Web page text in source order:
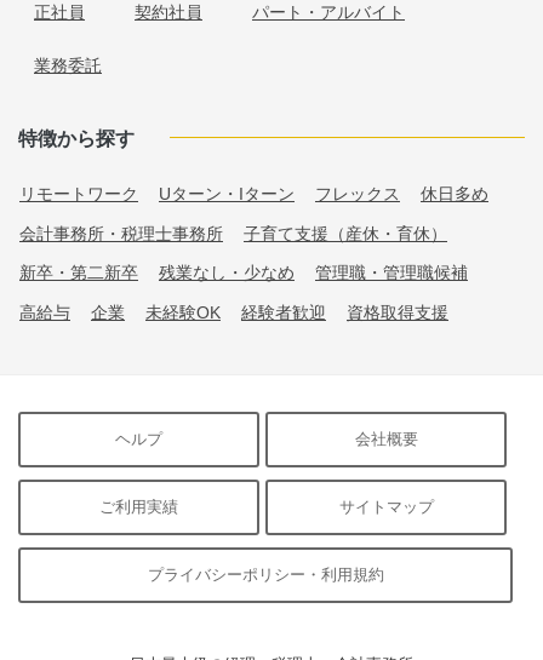
正社員 契約社員 パート・アルバイト
業務委託
特徴から探す
リモートワーク Uターン・Iターン フレックス 休日多め
会計事務所・税理士事務所 子育て支援（産休・育休）
新卒・第二新卒 残業なし・少なめ 管理職・管理職候補
高給与 企業 未経験OK 経験者歓迎 資格取得支援
ヘルプ 会社概要
ご利用実績 サイトマップ
プライバシーポリシー・利用規約